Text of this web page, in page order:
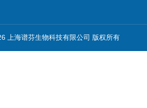
上海谱芬生物科技有限公司 版权所有